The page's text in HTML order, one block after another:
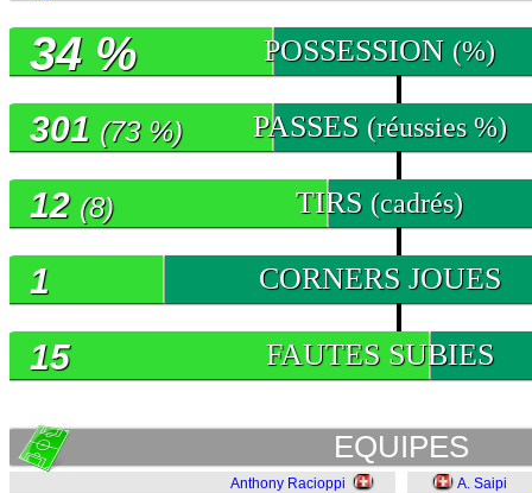
POSSESSION (%)
34 %
PASSES (réussies %)
301 (73 %)
TIRS (cadrés)
12 (8)
CORNERS JOUES
1
FAUTES SUBIES
15
EQUIPES
Anthony Racioppi
A. Saipi